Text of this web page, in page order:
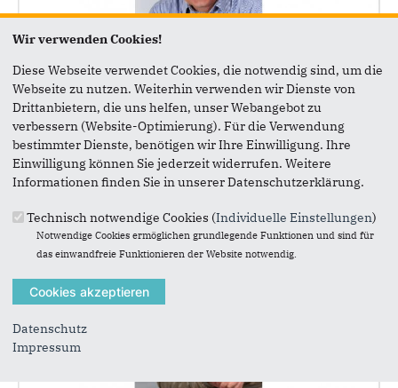
Bürgervorsteher, Gemeindevertreter
Boy Jöns
Wir verwenden Cookies!
Diese Webseite verwendet Cookies, die notwendig sind, um die
Webseite zu nutzen. Weiterhin verwenden wir Dienste von
Drittanbietern, die uns helfen, unser Webangebot zu
verbessern (Website-Optimierung). Für die Verwendung
bestimmter Dienste, benötigen wir Ihre Einwilligung. Ihre
Einwilligung können Sie jederzeit widerrufen. Weitere
Informationen finden Sie in unserer Datenschutzerklärung.
Technisch notwendige Cookies (Individuelle Einstellungen)
Notwendige Cookies ermöglichen grundlegende Funktionen und sind für
das einwandfreie Funktionieren der Website notwendig.
Datenschutz
Impressum